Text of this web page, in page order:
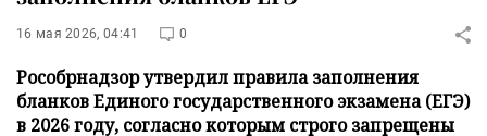
16 мая 2026, 04:41 0
Рособрнадзор утвердил правила заполнения
бланков Единого государственного экзамена (ЕГЭ)
в 2026 году, согласно которым строго запрещены